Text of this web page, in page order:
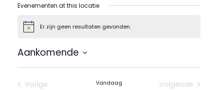
Evenementen at this locatie
BerichtEr zijn geen resultaten gevonden.
Aankomende
datum.
Vorige
Vandaag
Volgende